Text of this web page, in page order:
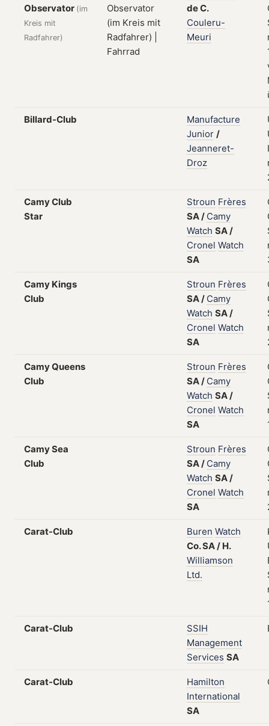
Observator (im
Kreis mit
Radfahrer)
deC.
Couleru-
Meuri
Billard-Club
Manufacture
Junior /
Jeanneret-
Droz
Camy Club
Star
Stroun Frères
SA/ Camy
Watch SA/
Cronel Watch
SA
Camy Kings
Club
Stroun Frères
SA/ Camy
Watch SA/
Cronel Watch
SA
Camy Queens
Club
Stroun Frères
SA/ Camy
Watch SA/
Cronel Watch
SA
Camy Sea
Club
Stroun Frères
SA/ Camy
Watch SA/
Cronel Watch
SA
Carat-Club Buren Watch
Co.SA/ H.
Williamson
Ltd.
Carat-Club
SSIH
Management
Services SA
Carat-Club
Hamilton
International
SA